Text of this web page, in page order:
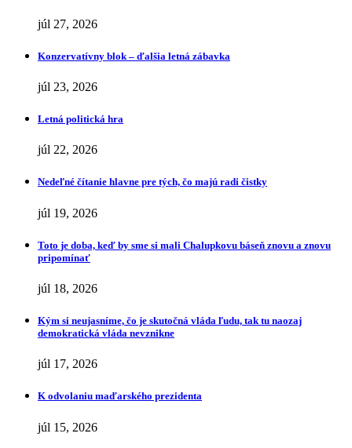
júl 27, 2026
Konzervatívny blok – ďalšia letná zábavka
júl 23, 2026
Letná politická hra
júl 22, 2026
Nedeľné čítanie hlavne pre tých, čo majú radi čistky
júl 19, 2026
Toto je doba, keď by sme si mali Chalupkovu báseň znovu a znovu
pripomínať
júl 18, 2026
Kým si neujasníme, čo je skutočná vláda ľudu, tak tu naozaj
demokratická vláda nevznikne
júl 17, 2026
K odvolaniu maďarského prezidenta
júl 15, 2026